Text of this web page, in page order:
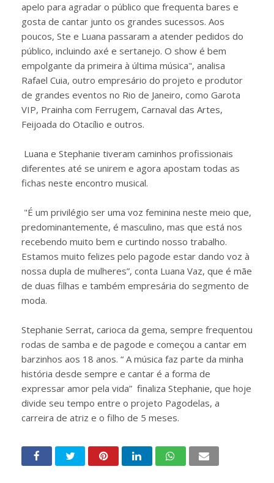
apelo para agradar o público que frequenta bares e
gosta de cantar junto os grandes sucessos. Aos
poucos, Ste e Luana passaram a atender pedidos do
público, incluindo axé e sertanejo. O show é bem
empolgante da primeira à última música", analisa
Rafael Cuia, outro empresário do projeto e produtor
de grandes eventos no Rio de Janeiro, como Garota
VIP, Prainha com Ferrugem, Carnaval das Artes,
Feijoada do Otacílio e outros.
Luana e Stephanie tiveram caminhos profissionais
diferentes até se unirem e agora apostam todas as
fichas neste encontro musical.
"É um privilégio ser uma voz feminina neste meio que,
predominantemente, é masculino, mas que está nos
recebendo muito bem e curtindo nosso trabalho.
Estamos muito felizes pelo pagode estar dando voz à
nossa dupla de mulheres”, conta Luana Vaz, que é mãe
de duas filhas e também empresária do segmento de
moda.
Stephanie Serrat, carioca da gema, sempre frequentou
rodas de samba e de pagode e começou a cantar em
barzinhos aos 18 anos. “ A música faz parte da minha
história desde sempre e cantar é a forma de
expressar amor pela vida” finaliza Stephanie, que hoje
divide seu tempo entre o projeto Pagodelas, a
carreira de atriz e o filho de 5 meses.